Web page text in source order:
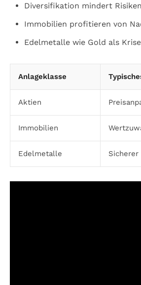
Diversifikation mindert
Immobilien profitieren von
Edelmetalle wie Gold als
Anlageklasse
Aktien
Immobilien
Edelmetalle